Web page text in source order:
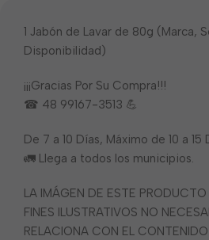
1 Jabón de Lavar de 80g (Marca,
Disponibilidad)
¡¡¡Gracias Por Su Compra!!!
☎ 48 99167-3513 💪
De 7 a 10 Días, Máximo de 10 a 15
🚛 Llega a todos los municipios.
LA IMÁGEN DE ESTE
FINES ILUSTRATIVOS NO
RELACIONA CON EL